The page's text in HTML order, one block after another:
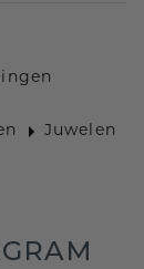
Juwelen